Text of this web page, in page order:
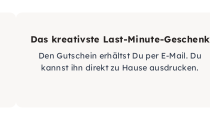
Das kreativste Last-Minute-Geschenk
Den Gutschein erhältst Du per E-Mail. Du
kannst ihn direkt zu Hause ausdrucken.